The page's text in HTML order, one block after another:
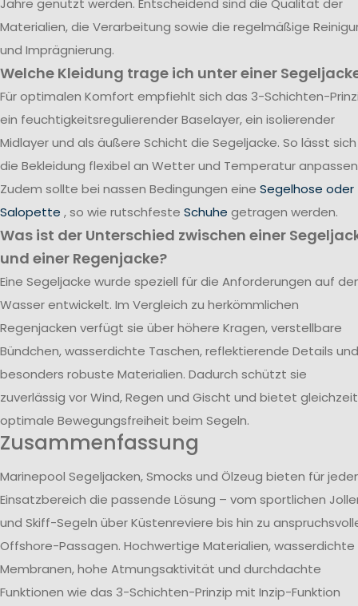
Jahre genutzt werden. Entscheidend sind die Qualität der
Materialien, die Verarbeitung sowie die regelmäßige
und Imprägnierung.
Welche Kleidung trage ich unter einer
Für optimalen Komfort empfiehlt sich das 3-Schichten-
ein feuchtigkeitsregulierender Baselayer, ein isolierender
Midlayer und als äußere Schicht die Segeljacke. So lässt sich
die Bekleidung flexibel an Wetter und Temperatur
Zudem sollte bei nassen Bedingungen eine Segelhose oder
Salopette , so wie rutschfeste Schuhe getragen werden.
Was ist der Unterschied zwischen einer
und einer Regenjacke?
Eine Segeljacke wurde speziell für die Anforderungen auf
Wasser entwickelt. Im Vergleich zu herkömmlichen
Regenjacken verfügt sie über höhere Kragen, verstellbare
Bündchen, wasserdichte Taschen, reflektierende Details und
besonders robuste Materialien. Dadurch schützt sie
zuverlässig vor Wind, Regen und Gischt und bietet
optimale Bewegungsfreiheit beim Segeln.
Zusammenfassung
Marinepool Segeljacken, Smocks und Ölzeug bieten für
Einsatzbereich die passende Lösung – vom sportlichen
und Skiff-Segeln über Küstenreviere bis hin zu
Offshore-Passagen. Hochwertige Materialien, wasserdichte
Membranen, hohe Atmungsaktivität und durchdachte
Funktionen wie das 3-Schichten-Prinzip mit Inzip-Funktion